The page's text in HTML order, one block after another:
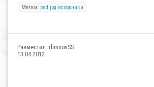
Метки: psd jpg исходники
Разместил: dimsonSS
13.04.2012